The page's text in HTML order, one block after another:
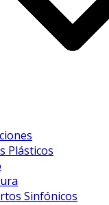
Plásticos
Sinfónicos